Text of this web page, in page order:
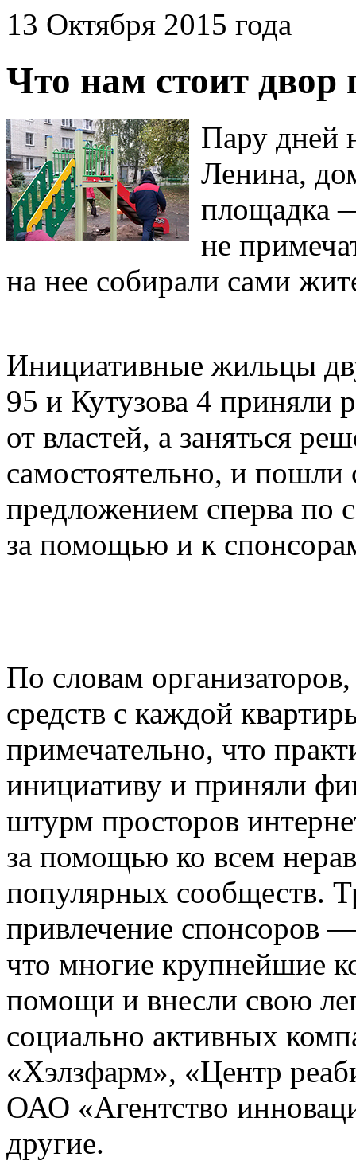
13 Октября 2015 года
Что нам стоит двор
Пару дней
Ленина,
площадка
не
на нее собирали сами
Инициативные жильцы
95 и Кутузова 4
от властей, а заняться
самостоятельно, и
предложением сперва по
за помощью и к
По словам
средств с каждой
примечательно, что
инициативу и приняли
штурм просторов
за помощью ко всем
популярных сообществ.
привлечение спонсоров
что многие крупнейшие
помощи и внесли свою
социально активных
«Хэлзфарм», «Центр
ОАО «Агентство
другие.